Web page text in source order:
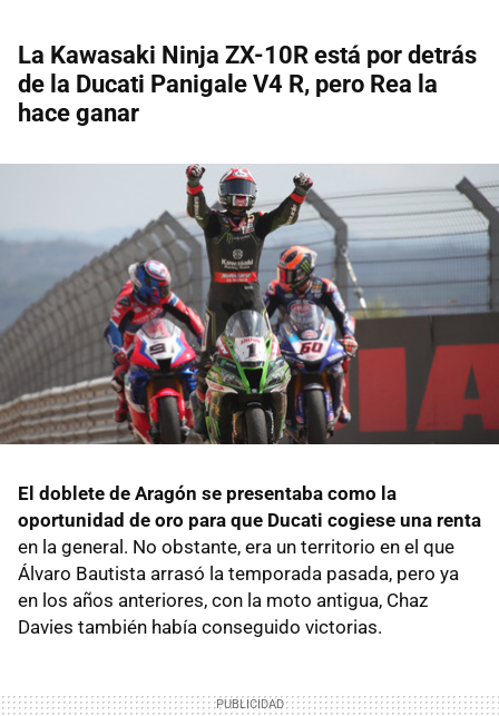
La Kawasaki Ninja ZX-10R está por detrás
de la Ducati Panigale V4 R, pero Rea la
hace ganar
El doblete de Aragón se presentaba como la
oportunidad de oro para que Ducati cogiese una renta
en la general. No obstante, era un territorio en el que
Álvaro Bautista arrasó la temporada pasada, pero ya
en los años anteriores, con la moto antigua, Chaz
Davies también había conseguido victorias.